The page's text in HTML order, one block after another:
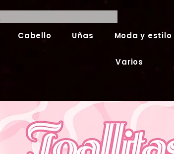
Cabello Uñas Moda y estilo
Varios